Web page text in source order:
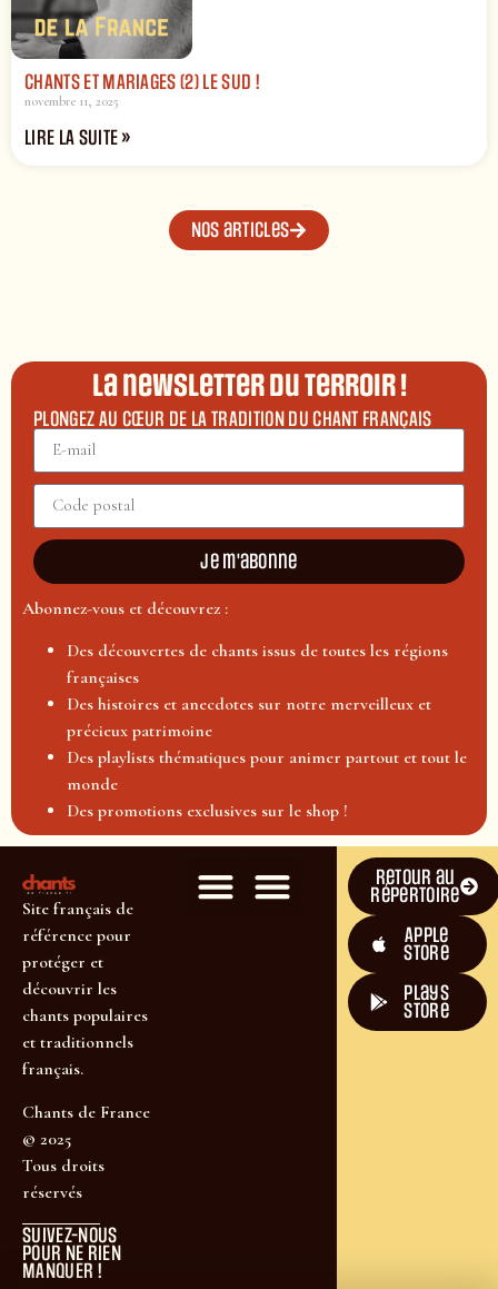
CHANTS ET MARIAGES (2) LE SUD !
novembre 11, 2025
LIRE LA SUITE »
Nos articles
La newsletter du terroir !
PLONGEZ AU CŒUR DE LA TRADITION DU CHANT FRANÇAIS
Je m'abonne
Abonnez-vous et découvrez :
Des découvertes de chants issus de toutes les régions
françaises
Des histoires et anecdotes sur notre merveilleux et
précieux patrimoine
Des playlists thématiques pour animer partout et tout le
monde
Des promotions exclusives sur le shop !
Site français de
référence pour
protéger et
découvrir les
chants populaires
et traditionnels
français.
Chants de France
© 2025
Tous droits
réservés
SUIVEZ-NOUS
POUR NE RIEN
MANQUER !
Retour au
répertoire
Apple
Store
plays
store